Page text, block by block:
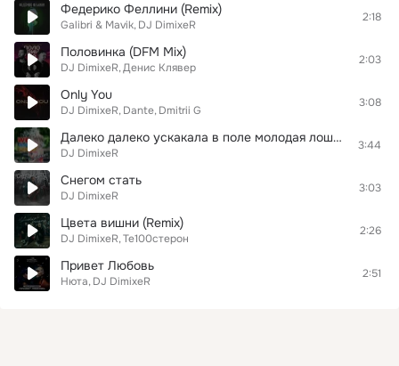
Федерико Феллини (Remix)
Galibri & Mavik DJ DimixeR
2:18
Половинка (DFM Mix)
DJ DimixeR Денис Клявер
2:03
Only You
DJ DimixeR Dante Dmitrii G
3:08
Далеко далеко ускакала в поле молодая лошадь (Origina Mix)
DJ DimixeR
3:44
Снегом стать
DJ DimixeR
3:03
Цвета вишни (Remix)
DJ DimixeR Те100стерон
2:26
Привет Любовь
Нюта DJ DimixeR
2:51